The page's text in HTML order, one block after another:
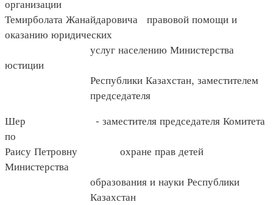
организации
Темирболата Жанайдаровича правовой помощи и
оказанию юридических
услуг населению Министерства
юстиции
Республики Казахстан, заместителем
председателя
Шер - заместителя председателя Комитета
по
Раису Петровну охране прав детей
Министерства
образования и науки Республики
Казахстан